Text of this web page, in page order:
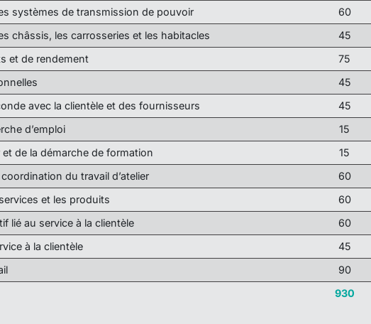
systèmes de transmission de pouvoir 60
châssis, les carrosseries et les habitacles 45
et de rendement 75
45
avec la clientèle et des fournisseurs 45
d’emploi 15
de la démarche de formation 15
du travail d’atelier 60
et les produits 60
lié au service à la clientèle 60
à la clientèle 45
90
930